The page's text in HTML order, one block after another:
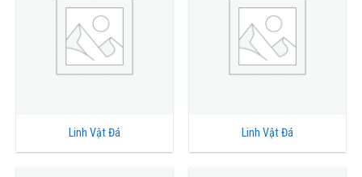
Linh Vật Đá Linh Vật Đá